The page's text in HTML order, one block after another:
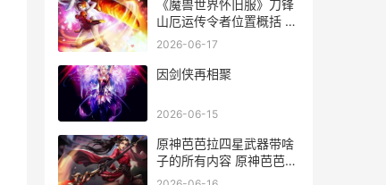
《魔兽世界怀旧服》刀锋
山厄运传令者位置概括 魔
兽世界怀旧服巫妖王之怒
2026-06-17
因剑侠再相聚
2026-06-15
原神芭芭拉四星武器带啥
子的所有内容 原神芭芭拉
四星圣遗物搭配